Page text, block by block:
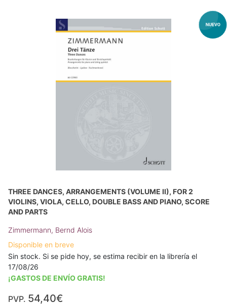
THREE DANCES, ARRANGEMENTS (VOLUME II), FOR 2
VIOLINS, VIOLA, CELLO, DOUBLE BASS AND PIANO, SCORE
AND PARTS
Zimmermann, Bernd Alois
Disponible en breve
Sin stock. Si se pide hoy, se estima recibir en la librería el
17/08/26
¡GASTOS DE ENVÍO GRATIS!
PVP. 54,40€